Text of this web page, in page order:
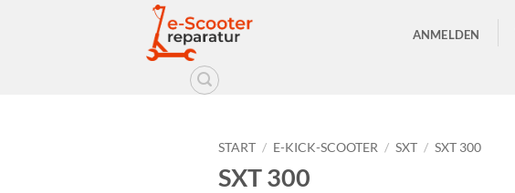
ANMELDEN
START / E-KICK-SCOOTER / SXT / SXT 300
SXT 300